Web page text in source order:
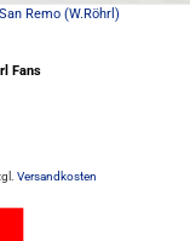
Remo (W.Röhrl)
Fans
Versandkosten